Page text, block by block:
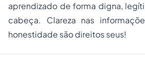
aprendizado de forma digna,
cabeça. Clareza nas
honestidade são direitos seus!